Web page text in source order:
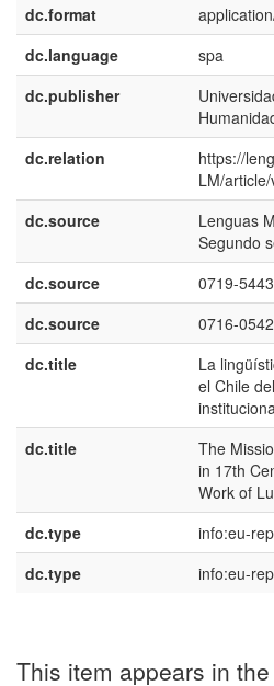
dc.format
dc.language
spa
dc.publisher
dc.relation
https://
LM/
dc.source
Lenguas
Segundo
dc.source
0719-5443
dc.source
0716-0542
dc.title
La
el Chile
dc.title
The
in 17th
Work of
dc.type
info:eu-
dc.type
info:eu-
This item appears in